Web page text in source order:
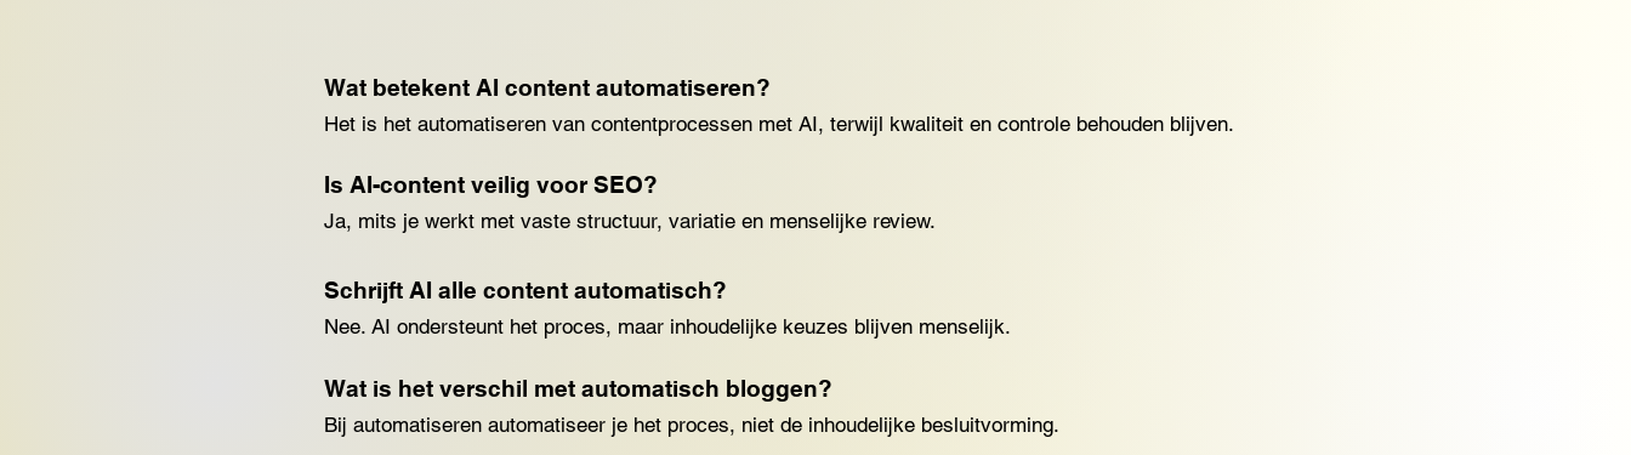
Wat betekent AI content automatiseren?
Het is het automatiseren van contentprocessen met AI, terwijl kwaliteit en controle behouden blijven.
Is AI-content veilig voor SEO?
Ja, mits je werkt met vaste structuur, variatie en menselijke review.
Schrijft AI alle content automatisch?
Nee. AI ondersteunt het proces, maar inhoudelijke keuzes blijven menselijk.
Wat is het verschil met automatisch bloggen?
Bij automatiseren automatiseer je het proces, niet de inhoudelijke besluitvorming.